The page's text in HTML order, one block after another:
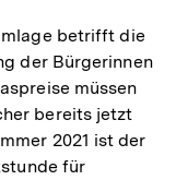
betrifft die
der Bürgerinnen
müssen
bereits jetzt
2021 ist der
für